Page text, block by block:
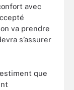
avec
va prendre
s’assurer
que